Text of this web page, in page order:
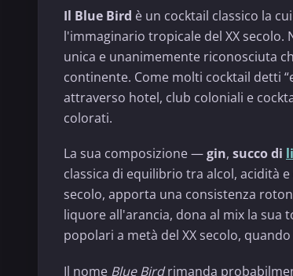
Il Blue Bird è un cocktail classico la
l'immaginario tropicale del XX
unica e unanimemente riconosciuta
continente. Come molti cocktail detti
attraverso hotel, club coloniali e
colorati.
La sua composizione —gin, succo di
classica di equilibrio tra alcol, acidità
secolo, apporta una consistenza
liquore all'arancia, dona al mix la sua
popolari a metà del XX secolo,
Il nome Blue Birdrimanda